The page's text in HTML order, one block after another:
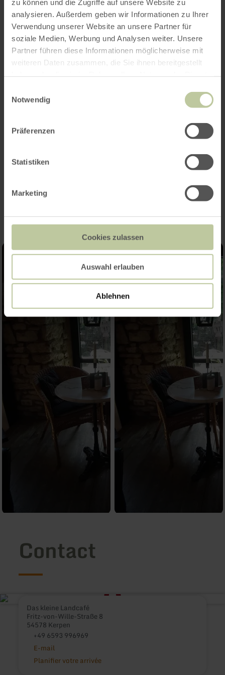
zu können und die Zugriffe auf unsere Website zu
analysieren. Außerdem geben wir Informationen zu Ihrer
Verwendung unserer Website an unsere Partner für
soziale Medien, Werbung und Analysen weiter. Unsere
Partner führen diese Informationen möglicherweise mit
weiteren Daten zusammen, die Sie ihnen bereitgestellt
Notwendig
Präferenzen
Statistiken
Marketing
Cookies zulassen
Auswahl erlauben
Ablehnen
d'informations
Heures d'ouverture
Caractéristiques / Particularités
Impressions
Contact
Das kleine Landcafé
Fritz-von-Wille-Straße 8
54578 Kerpen
+49 6593 996969
E-mail
Planifier votre arrivée